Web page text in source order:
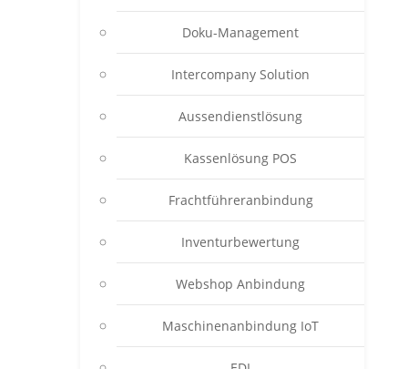
Doku-Management
Intercompany Solution
Aussendienstlösung
Kassenlösung POS
Frachtführeranbindung
Inventurbewertung
Webshop Anbindung
Maschinenanbindung IoT